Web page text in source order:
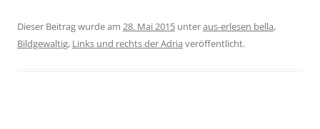
Dieser Beitrag wurde am 28. Mai 2015 unteraus-erlesen bella,
Bildgewaltig, Links und rechts der Adria veröffentlicht.